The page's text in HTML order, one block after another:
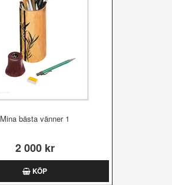
Mina bästa vänner 1
2 000 kr
KÖP